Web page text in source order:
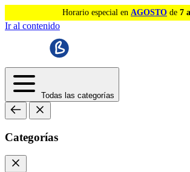
Horario especial en AGOSTO de 7
Ir al contenido
Todas las categorías
Categorías